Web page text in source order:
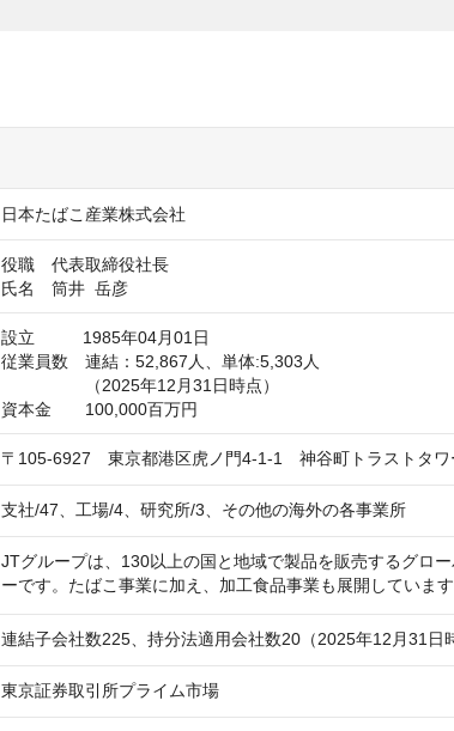
日本たばこ産業株式会社
役職　代表取締役社長
氏名　筒井  岳彦
設立　　   1985年04月01日
従業員数　連結：52,867人、単体:5,303人
（2025年12月31日時点）
〒105-6927　東京都港区虎ノ門4-1-1　神谷町トラストタワ
支社/47、工場/4、研究所/3、その他の海外の各事業所
JTグループは、130以上の国と地域で製品を販売するグロ
連結子会社数225、持分法適用会社数20（2025年12月31日
東京証券取引所プライム市場